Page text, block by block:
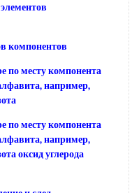
компонентов
по месту компонента
например,
по месту компонента
например,
оксид углерода